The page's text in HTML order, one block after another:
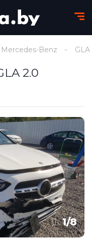
Mercedes-Benz GLA
2.0
1/8